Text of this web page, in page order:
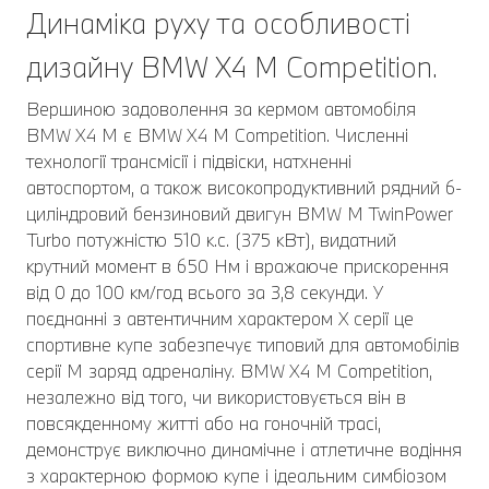
Динаміка руху та особливості
дизайну BMW X4 M Competition.
Вершиною задоволення за кермом автомобіля
BMW X4 M є BMW X4 M Competition. Численні
технології трансмісії і підвіски, натхненні
автоспортом, а також високопродуктивний рядний 6-
циліндровий бензиновий двигун BMW M TwinPower
Turbo потужністю 510 к.с. (375 кВт), видатний
крутний момент в 650 Нм і вражаюче прискорення
від 0 до 100 км/год всього за 3,8 секунди. У
поєднанні з автентичним характером X серії це
спортивне купе забезпечує типовий для автомобілів
серії M заряд адреналіну. BMW X4 M Competition,
незалежно від того, чи використовується він в
повсякденному житті або на гоночній трасі,
демонструє виключно динамічне і атлетичне водіння
з характерною формою купе і ідеальним симбіозом